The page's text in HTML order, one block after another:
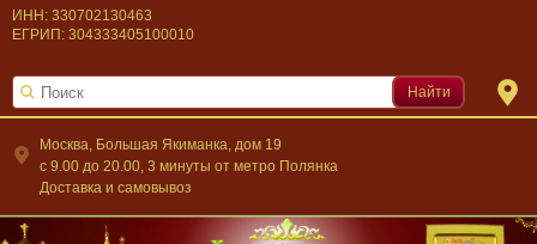
Москва, Большая Якиманка, дом 19
c 9.00 до 20.00, 3 минуты от метро Полянка
Доставка и самовывоз
ИНН: 330702130463
ЕГРИП: 304333405100010
Найти